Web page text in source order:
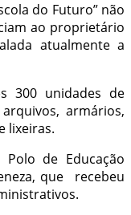
do Futuro” não
ao proprietário
atualmente a
300 unidades de
armários,
lixeiras.
de Educação
que recebeu